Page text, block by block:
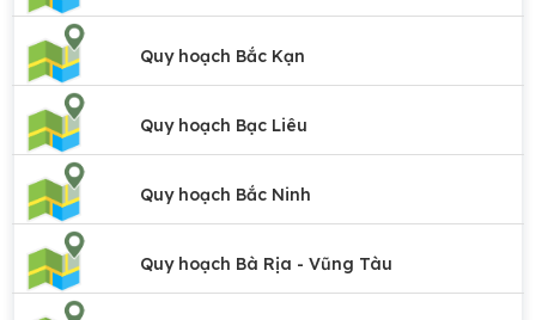
Quy hoạch Bắc Kạn
Quy hoạch Bạc Liêu
Quy hoạch Bắc Ninh
Quy hoạch Bà Rịa - Vũng Tàu